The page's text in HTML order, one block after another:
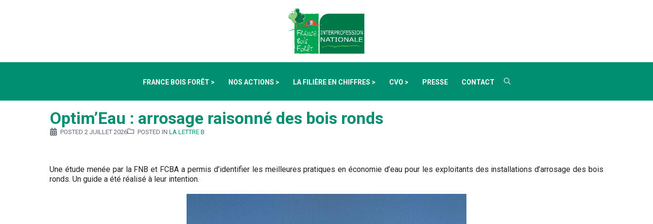
FRANCE BOIS FORÊT > NOS ACTIONS > LA FILIÈRE EN CHIFFRES > CVO > PRESSE CONTACT
Optim’Eau : arrosage raisonné des bois ronds
POSTED 2 JUILLET 2026 POSTED IN LA LETTRE B
Une étude menée par la FNB et FCBA a permis d’identifier les meilleures pratiques en économie d’eau pour les exploitants des installations d’arrosage des bois
ronds. Un guide a été réalisé à leur intention.